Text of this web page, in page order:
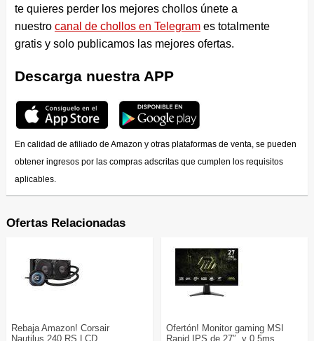
te quieres perder los mejores chollos únete a
nuestro canal de chollos en Telegrames totalmente
gratis y solo publicamos las mejores ofertas.
Descarga nuestra APP
En calidad de afiliado de Amazon y otras plataformas de venta, se pueden
obtener ingresos por las compras adscritas que cumplen los requisitos
aplicables.
Ofertas Relacionadas
Rebaja Amazon! Corsair
Nautilus 240 RS LCD
Ofertón! Monitor gaming MSI
Rapid IPS de 27″, y 0,5ms